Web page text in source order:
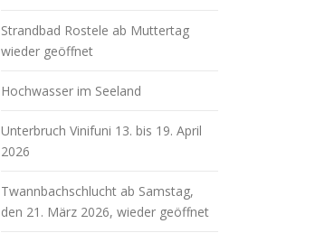
Strandbad Rostele ab Muttertag
wieder geöffnet
Hochwasser im Seeland
Unterbruch Vinifuni 13. bis 19. April
2026
Twannbachschlucht ab Samstag,
den 21. März 2026, wieder geöffnet